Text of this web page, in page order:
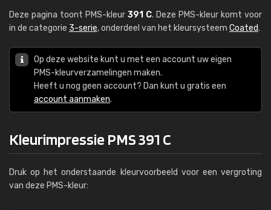
Deze pagina toont PMS-kleur 391 C. Deze PMS-kleur komt voor
in de categorie 3-serie, onderdeel van het kleursysteem Coated.
Op deze website kunt u met een account uw eigen
PMS-kleurverzamelingen maken.
Heeft u nog geen account? Dan kunt u gratis een
account aanmaken.
Kleurimpressie PMS 391 C
Druk op het onderstaande kleurvoorbeeld voor een vergroting
van deze PMS-kleur: